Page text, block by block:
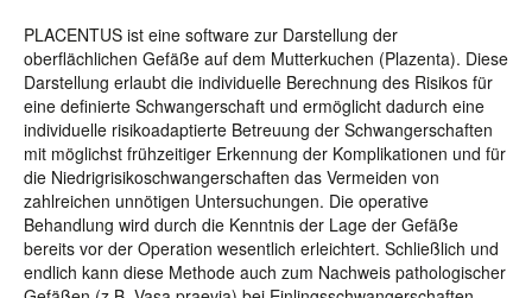
PLACENTUS ist eine software zur Darstellung der
oberflächlichen Gefäße auf dem Mutterkuchen (Plazenta). Diese
Darstellung erlaubt die individuelle Berechnung des Risikos für
eine definierte Schwangerschaft und ermöglicht dadurch eine
individuelle risikoadaptierte Betreuung der Schwangerschaften
mit möglichst frühzeitiger Erkennung der Komplikationen und für
die Niedrigrisikoschwangerschaften das Vermeiden von
zahlreichen unnötigen Untersuchungen. Die operative
Behandlung wird durch die Kenntnis der Lage der Gefäße
bereits vor der Operation wesentlich erleichtert. Schließlich und
endlich kann diese Methode auch zum Nachweis pathologischer